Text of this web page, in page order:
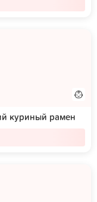
куриный рамен